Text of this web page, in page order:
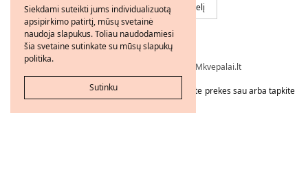
Į krepšelį
Visos teisės saugomos © 2026 - FMkvepalai.lt
Tapkite FMWorld verslo partneriu arba užsakykite prekes sau arba tapkite
Siekdami suteikti jums individualizuotą
apsipirkimo patirtį, mūsų svetainė
naudoja slapukus. Toliau naudodamiesi
šia svetaine sutinkate su mūsų slapukų
politika.
Sutinku